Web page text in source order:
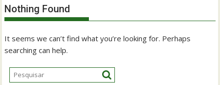
Nothing Found
It seems we can’t find what you’re looking for. Perhaps
searching can help.